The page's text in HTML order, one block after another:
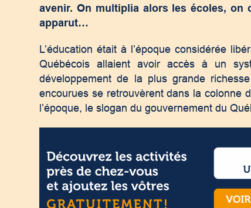
avenir. On multiplia alors les écoles, on
apparut…
L’éducation était à l’époque considérée
Québécois allaient avoir accès à un
développement de la plus grande
encourues se retrouvèrent dans la colonne
l’époque, le slogan du gouvernement du